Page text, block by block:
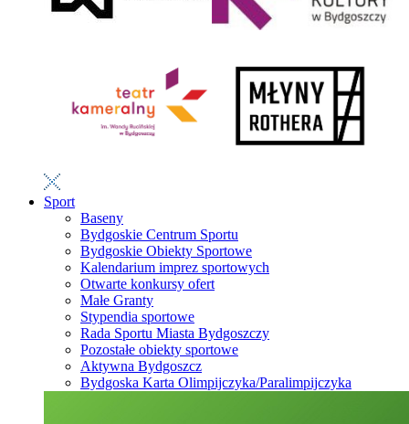
Sport
Baseny
Bydgoskie Centrum Sportu
Bydgoskie Obiekty Sportowe
Kalendarium imprez sportowych
Otwarte konkursy ofert
Małe Granty
Stypendia sportowe
Rada Sportu Miasta Bydgoszczy
Pozostałe obiekty sportowe
Aktywna Bydgoszcz
Bydgoska Karta Olimpijczyka/Paralimpijczyka